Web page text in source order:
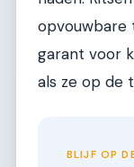
opvouwbare
garant voor
als ze op de
BLIJF OP